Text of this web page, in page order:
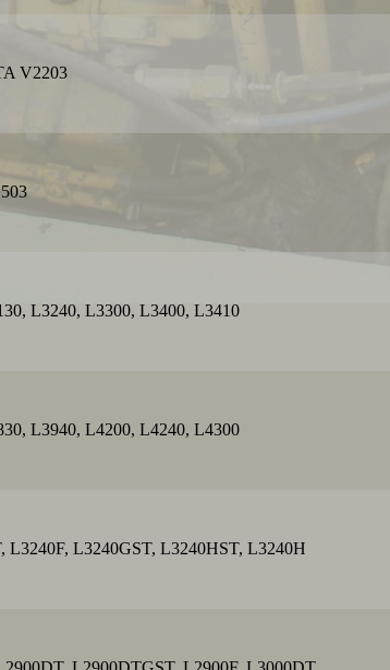
V2203
L3240, L3300, L3400, L3410
L3940, L4200, L4240, L4300
L3240GST, L3240HST, L3240H